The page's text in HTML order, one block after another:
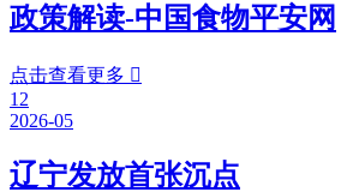
政策解读-中国食物平安网
点击查看更多 
12
2026-05
辽宁发放首张沉点